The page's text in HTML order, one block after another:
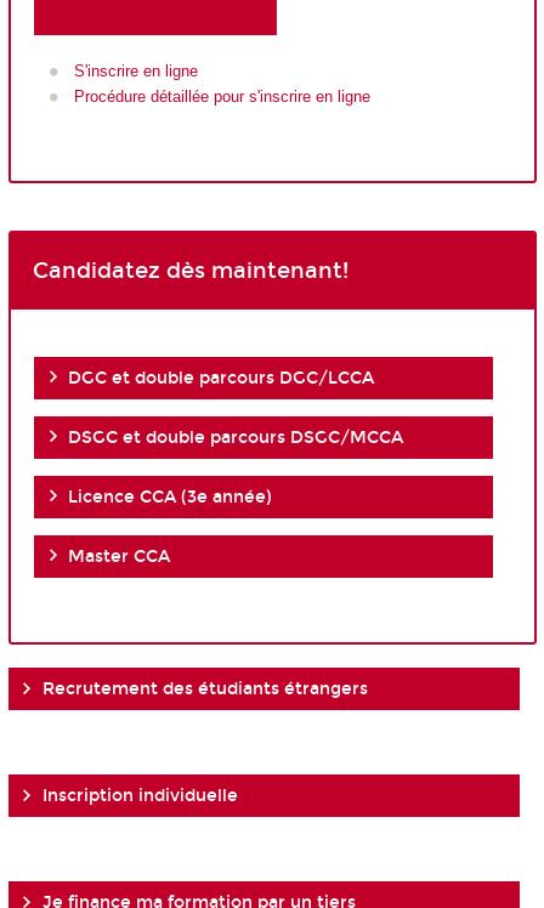
S'inscrire en ligne
Procédure détaillée pour s'inscrire en ligne
Candidatez dès maintenant!
DGC et double parcours DGC/LCCA
DSGC et double parcours DSGC/MCCA
Licence CCA (3e année)
Master CCA
Recrutement des étudiants étrangers
Inscription individuelle
Je finance ma formation par un tiers